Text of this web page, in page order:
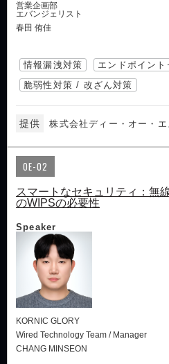
営業企画部
エバンジェリスト
春田 侑佳
情報漏洩対策
エンドポイント
脆弱性対策 / 改ざん対策
提供 株式会社ディー・オー・エ
OE-02
スマートなセキュリティ：無
のWIPSの必要性
Speaker
KORNIC GLORY
Wired Technology Team / Manager
CHANG MINSEON